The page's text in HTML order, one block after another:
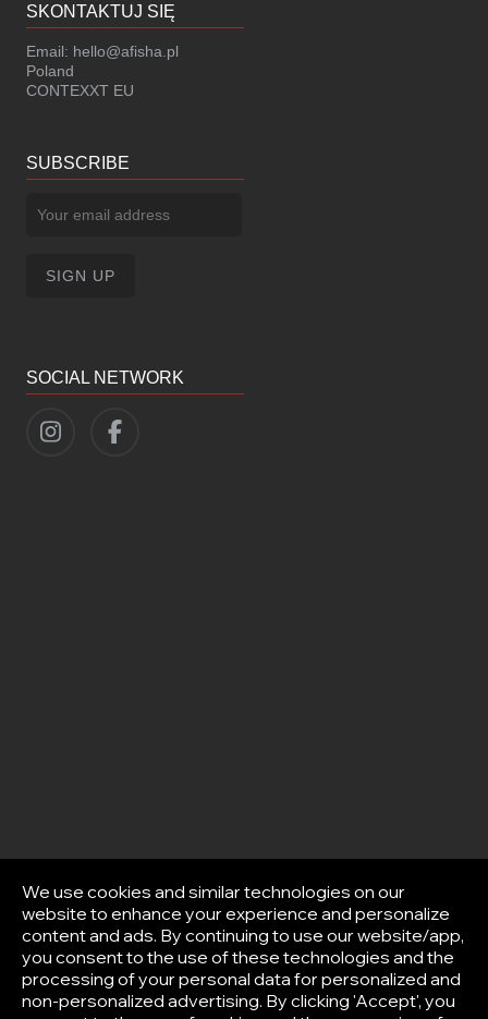
SKONTAKTUJ SIĘ
Email: hello@afisha.pl
Poland
CONTEXXT EU
SUBSCRIBE
SOCIAL NETWORK
We use cookies and similar technologies on our
website to enhance your experience and personalize
content and ads. By continuing to use our website/app,
you consent to the use of these technologies and the
processing of your personal data for personalized and
non-personalized advertising. By clicking 'Accept', you